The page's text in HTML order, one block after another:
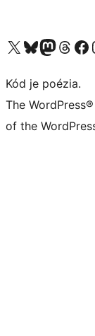
Navštívte náš účet na X (predtým Twitter)
Navštívte náš účet na platforme Bluesky
Navštívte náš účet
Navštívte náš účet na
Kód je poézia.
The
of the